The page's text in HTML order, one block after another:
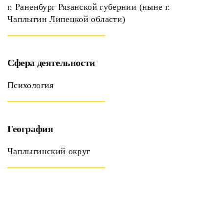
г. Раненбург Рязанской губернии (ныне г.
Чаплыгин Липецкой области)
Сфера деятельности
Психология
География
Чаплыгинский округ